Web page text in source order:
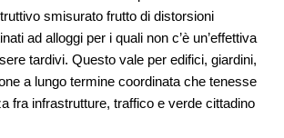
smisurato frutto di distorsioni
ad alloggi per i quali non c’è un’effettiva
tardivi. Questo vale per edifici, giardini,
a lungo termine coordinata che tenesse
fra infrastrutture, traffico e verde cittadino